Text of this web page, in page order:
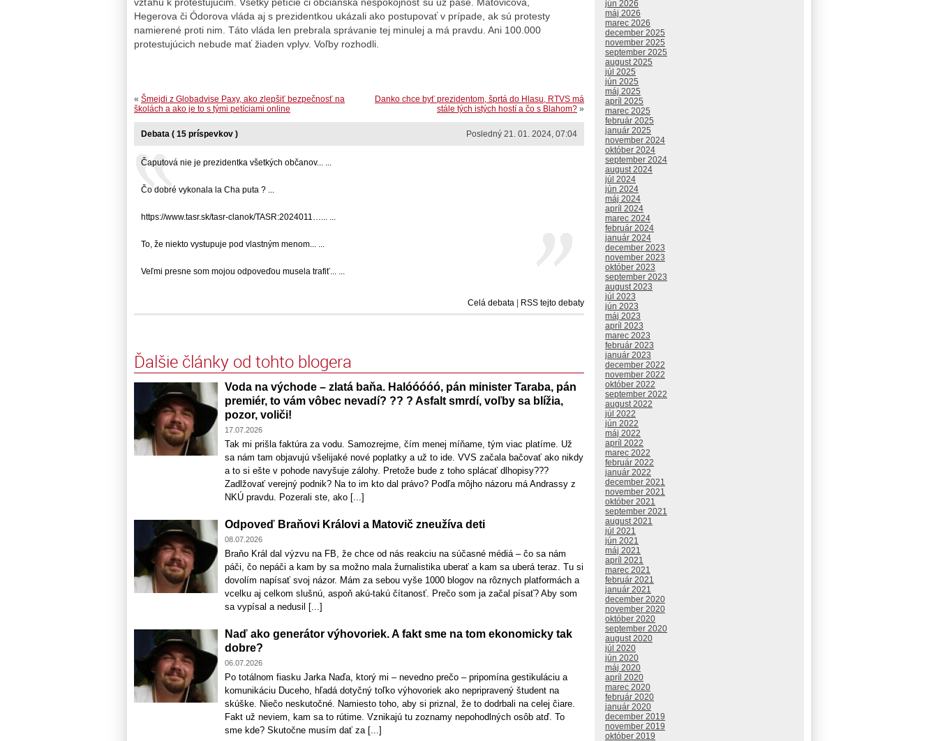
Hegerova či Ódorova vláda aj s prezidentkou ukázali ako postupovať v prípade, ak sú protesty
namierené proti nim. Táto vláda len prebrala správanie tej minulej a má pravdu. Ani 100.000
protestujúcich nebude mať žiaden vplyv. Voľby rozhodli.
Danko chce byť prezidentom, šprtá do Hlasu, RTVS má
stále tých istých hostí a čo s Blahom? »
« Šmejdi z Globadvise Paxy, ako zlepšiť bezpečnosť na
školách a ako je to s tými petíciami online
Posledný 21. 01. 2024, 07:04
Debata ( 15 príspevkov )
Čaputová nie je prezidentka všetkých občanov... ...
Čo dobré vykonala la Cha puta ? ...
https://www.tasr.sk/tasr-clanok/TASR:2024011…... ...
To, že niekto vystupuje pod vlastným menom... ...
Veľmi presne som mojou odpoveďou musela trafiť... ...
Celá debata | RSS tejto debaty
Ďalšie články od tohto blogera
Voda na východe – zlatá baňa. Halóóóóó, pán minister Taraba, pán
premiér, to vám vôbec nevadí? ?? ? Asfalt smrdí, voľby sa blížia,
pozor, voliči!
17.07.2026
Tak mi prišla faktúra za vodu. Samozrejme, čím menej míňame, tým viac platíme. Už
sa nám tam objavujú všelijaké nové poplatky a už to ide. VVS začala bačovať ako nikdy
a to si ešte v pohode navyšuje zálohy. Pretože bude z toho splácať dlhopisy???
Zadlžovať verejný podnik? Na to im kto dal právo? Podľa môjho názoru má Andrassy z
NKÚ pravdu. Pozerali ste, ako [...]
Odpoveď Braňovi Královi a Matovič zneužíva deti
08.07.2026
Braňo Král dal výzvu na FB, že chce od nás reakciu na súčasné médiá – čo sa nám
páči, čo nepáči a kam by sa možno mala žurnalistika uberať a kam sa uberá teraz. Tu si
dovolím napísať svoj názor. Mám za sebou vyše 1000 blogov na rôznych platformách a
vcelku aj celkom slušnú, aspoň akú-takú čítanosť. Prečo som ja začal písať? Aby som
sa vypísal a nedusil [...]
Naď ako generátor výhovoriek. A fakt sme na tom ekonomicky tak
dobre?
06.07.2026
Po totálnom fiasku Jarka Naďa, ktorý mi – nevedno prečo – pripomína gestikuláciu a
komunikáciu Duceho, hľadá dotyčný toľko výhovoriek ako nepripravený študent na
skúške. Niečo neskutočné. Namiesto toho, aby si priznal, že to dodrbali na celej čiare.
Fakt už neviem, kam sa to rútime. Vznikajú tu zoznamy nepohodlných osôb atď. To
sme kde? Skutočne musím dať za [...]
jún 2026
máj 2026
marec 2026
december 2025
november 2025
september 2025
august 2025
júl 2025
jún 2025
máj 2025
apríl 2025
marec 2025
február 2025
január 2025
november 2024
október 2024
september 2024
august 2024
júl 2024
jún 2024
máj 2024
apríl 2024
marec 2024
február 2024
január 2024
december 2023
november 2023
október 2023
september 2023
august 2023
júl 2023
jún 2023
máj 2023
apríl 2023
marec 2023
február 2023
január 2023
december 2022
november 2022
október 2022
september 2022
august 2022
júl 2022
jún 2022
máj 2022
apríl 2022
marec 2022
február 2022
január 2022
december 2021
november 2021
október 2021
september 2021
august 2021
júl 2021
jún 2021
máj 2021
apríl 2021
marec 2021
február 2021
január 2021
december 2020
november 2020
október 2020
september 2020
august 2020
júl 2020
jún 2020
máj 2020
apríl 2020
marec 2020
február 2020
január 2020
december 2019
november 2019
október 2019